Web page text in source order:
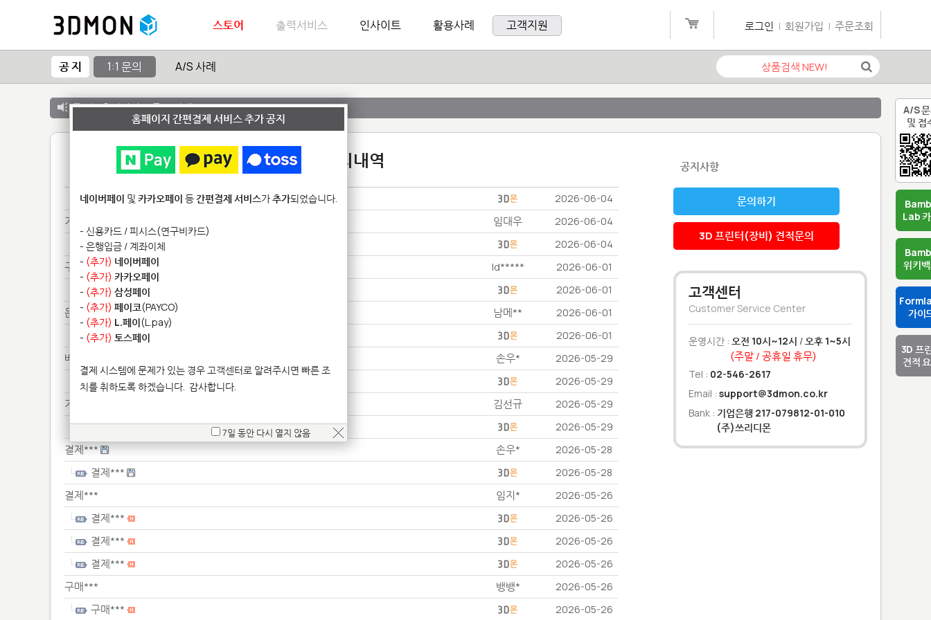
A/S
및 접
Lab
위키
가이
3D 프
견적
스토어 출력서비스 인사이트 활용사례 고객지원 로그인 | 회원가입 | 주문조회
공 지 1:1 문의 A/S 사례
공 지 :출력서비스 종료 안내
1:1 문의내역
구매*** 2026-06-04
기타************** 임대우 2026-06-04
기타************** 2026-06-04
구매*** ld***** 2026-06-01
구매*** 2026-06-01
문의****** 남메** 2026-06-01
문의****** 2026-06-01
배송*** 손우* 2026-05-29
배송*** 2026-05-29
기타************** 김선규 2026-05-29
기타************** 2026-05-29
결제*** 손우* 2026-05-28
결제*** 2026-05-28
결제*** 임지* 2026-05-26
결제*** 2026-05-26
결제*** 2026-05-26
결제*** 2026-05-26
구매*** 뱅뱅* 2026-05-26
구매*** 2026-05-26
공지사항
문의하기
3D 프린터(장비) 견적문의
고객센터
Customer Service Center
운영시간 : 오전 10시~12시 /오후 1~5시
(주말 / 공휴일 휴무)
Tel : 02-546-2617
Email : support@3dmon.co.kr
Bank : 기업은행 217-079812-01-010
(주)쓰리디몬
홈페이지 간편결제 서비스 추가 공지
네이버페이 및 카카오페이 등간편결제 서비스가추가되었습니다.
- 신용카드 / 피시스(연구비카드)
- 은행입금 / 계좌이체
- (추가) 네이버페이
- (추가) 카카오페이
- (추가) 삼성페이
- (추가) 페이코(PAYCO)
- (추가) L.페이(L.pay)
- (추가) 토스페이
결제 시스템에 문제가 있는 경우 고객센터로 알려주시면 빠른 조
치를 취하도록 하겠습니다. 감사합니다.
7일 동안 다시 열지 않음